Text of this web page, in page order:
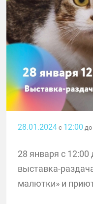
28.01.2024с 12:00 до
28 января с
выставка-
малютки» и